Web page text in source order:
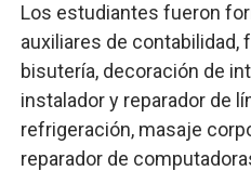
Los estudiantes fueron
auxiliares de contabilidad,
bisutería, decoración de
instalador y reparador de
refrigeración, masaje
reparador de